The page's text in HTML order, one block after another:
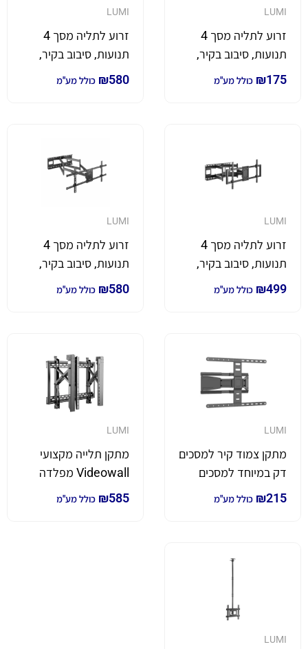
LUMI
זרוע לתליה מסך 4
תנועות, סיבוב בקיר,
קיפול, סיבוב במסך
₪175 כולל מע"מ
LUMI
זרוע לתליה מסך 4
תנועות, סיבוב בקיר,
קיפול, סיבוב במסך
₪580 כולל מע"מ
LUMI
זרוע לתליה מסך 4
תנועות, סיבוב בקיר,
קיפול, סיבוב במסך
₪499 כולל מע"מ
LUMI
זרוע לתליה מסך 4
תנועות, סיבוב בקיר,
קיפול, סיבוב במסך
₪580 כולל מע"מ
LUMI
מתקן צמוד קיר למסכים
דק במיוחד למסכים
₪215 כולל מע"מ
LUMI
מתקן תלייה מקצועי
Videowall מפלדה
למסכים עד 70 אינץ'
₪585 כולל מע"מ
LUMI